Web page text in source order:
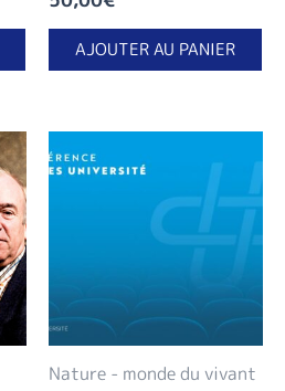
AJOUTER AU PANIER
Nature - monde du vivant